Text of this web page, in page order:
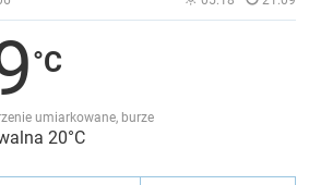
umiarkowane, burze
20°C